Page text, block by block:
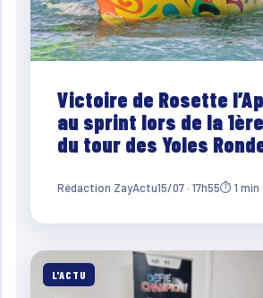
Victoire de Rosette
au sprint lors de la
du tour des Yoles
Rédaction ZayActu15/07 · 17h55⏱ 1 min
L'ACTU